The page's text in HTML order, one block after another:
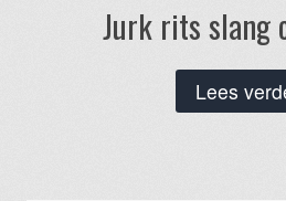
Jurk rits slang
Lees